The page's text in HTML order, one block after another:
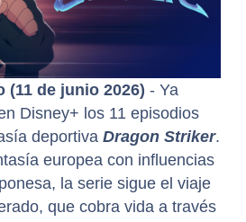
(11 de junio 2026) - Ya
Disney+ los 11 episodios
deportiva Dragon Striker.
europea con influencias
la serie sigue el viaje
que cobra vida a través